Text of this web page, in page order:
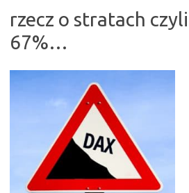
rzecz o stratach
67%…